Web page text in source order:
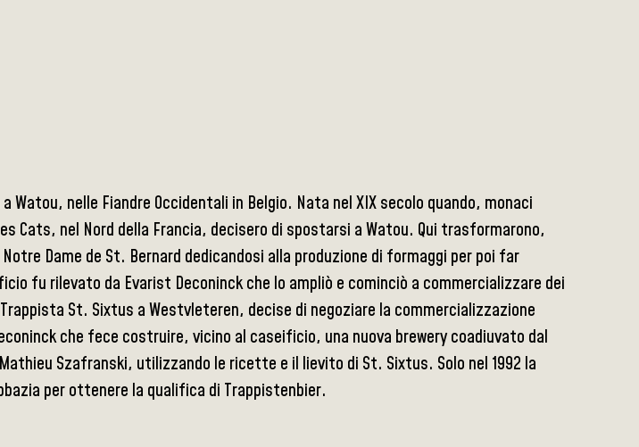
Watou, nelle Fiandre Occidentali in Belgio. Nata nel XIX secolo quando, monaci
Cats, nel Nord della Francia, decisero di spostarsi a Watou. Qui trasformarono,
Dame de St. Bernard dedicandosi alla produzione di formaggi per poi far
fu rilevato da Evarist Deconinck che lo ampliò e cominciò a commercializzare dei
St. Sixtus a Westvleteren, decise di negoziare la commercializzazione
che fece costruire, vicino al caseificio, una nuova brewery coadiuvato dal
Szafranski, utilizzando le ricette e il lievito di St. Sixtus. Solo nel 1992 la
per ottenere la qualifica di Trappistenbier.